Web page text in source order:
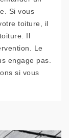
Si vous
toiture, il
Il
Le
engage pas.
si vous